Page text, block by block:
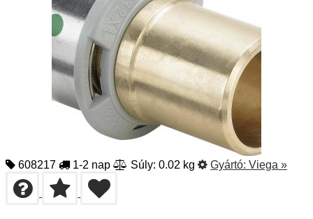
608217 1-2 nap Súly: 0.02 kg Gyártó: Viega »